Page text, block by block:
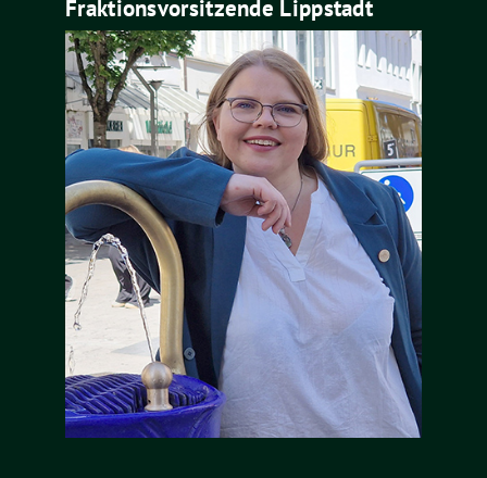
Fraktionsvorsitzende Lippstadt